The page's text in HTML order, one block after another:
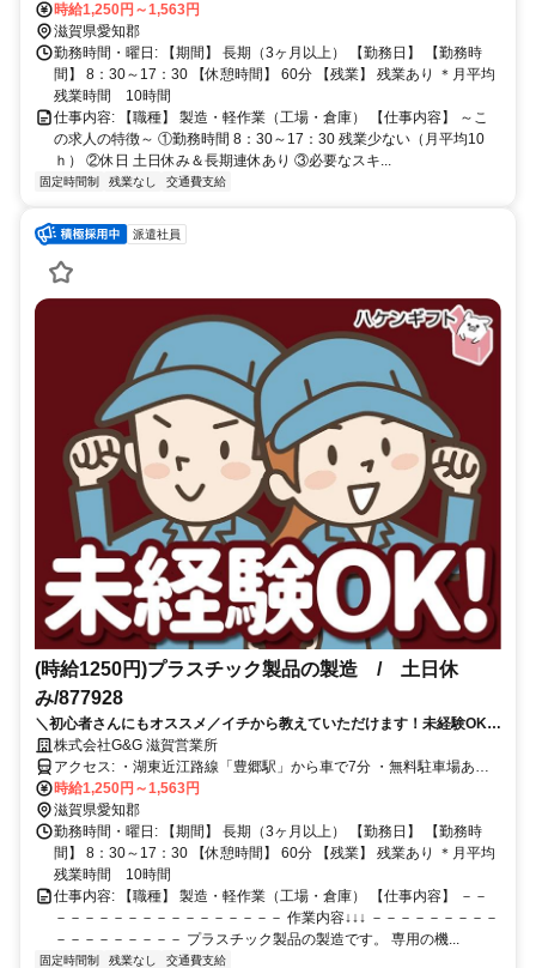
マイカー通勤OK ・交通費（ガソリン代）支給あり／規定 車通勤OK
時給1,250円～1,563円
滋賀県愛知郡
勤務時間・曜日: 【期間】 長期（3ヶ月以上） 【勤務日】 【勤務時
間】 8：30～17：30 【休憩時間】 60分 【残業】 残業あり ＊月平均
残業時間 10時間
仕事内容: 【職種】 製造・軽作業（工場・倉庫） 【仕事内容】 ～こ
の求人の特徴～ ①勤務時間 8：30～17：30 残業少ない（月平均10
ｈ） ②休日 土日休み＆長期連休あり ③必要なスキ...
固定時間制 残業なし 交通費支給
派遣社員
(時給1250円)プラスチック製品の製造 / 土日休
み/877928
＼初心者さんにもオススメ／イチから教えていただけます！未経験OKの
工場で一緒に働きましょう！
株式会社G&G 滋賀営業所
アクセス: ・湖東近江路線「豊郷駅」から車で7分 ・無料駐車場あり➔
マイカー通勤OK ・交通費（ガソリン代）支給あり／規定 車通勤OK
時給1,250円～1,563円
滋賀県愛知郡
勤務時間・曜日: 【期間】 長期（3ヶ月以上） 【勤務日】 【勤務時
間】 8：30～17：30 【休憩時間】 60分 【残業】 残業あり ＊月平均
残業時間 10時間
仕事内容: 【職種】 製造・軽作業（工場・倉庫） 【仕事内容】 －－
－－－－－－－－－－－－－－－－ 作業内容↓↓↓ －－－－－－－－－
－－－－－－－－－ プラスチック製品の製造です。 専用の機...
固定時間制 残業なし 交通費支給